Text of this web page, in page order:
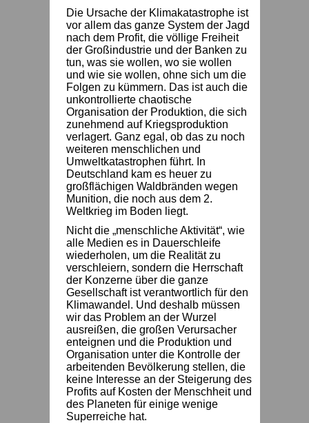
Die Ursache der Klimakatastrophe ist
vor allem das ganze System der Jagd
nach dem Profit, die völlige Freiheit
der Großindustrie und der Banken zu
tun, was sie wollen, wo sie wollen
und wie sie wollen, ohne sich um die
Folgen zu kümmern. Das ist auch die
unkontrollierte chaotische
Organisation der Produktion, die sich
zunehmend auf Kriegsproduktion
verlagert. Ganz egal, ob das zu noch
weiteren menschlichen und
Umweltkatastrophen führt. In
Deutschland kam es heuer zu
großflächigen Waldbränden wegen
Munition, die noch aus dem 2.
Weltkrieg im Boden liegt.
Nicht die „menschliche Aktivität“, wie
alle Medien es in Dauerschleife
wiederholen, um die Realität zu
verschleiern, sondern die Herrschaft
der Konzerne über die ganze
Gesellschaft ist verantwortlich für den
Klimawandel. Und deshalb müssen
wir das Problem an der Wurzel
ausreißen, die großen Verursacher
enteignen und die Produktion und
Organisation unter die Kontrolle der
arbeitenden Bevölkerung stellen, die
keine Interesse an der Steigerung des
Profits auf Kosten der Menschheit und
des Planeten für einige wenige
Superreiche hat.